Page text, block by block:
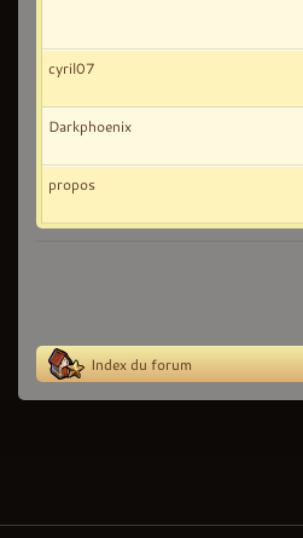
cyril07
Darkphoenix
propos
Index du forum